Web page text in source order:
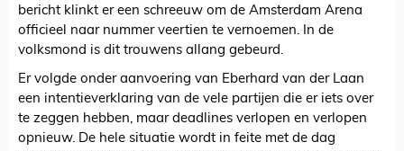
bericht klinkt er een schreeuw om de Amsterdam Arena
officieel naar nummer veertien te vernoemen. In de
volksmond is dit trouwens allang gebeurd.
Er volgde onder aanvoering van Eberhard van der Laan
een intentieverklaring van de vele partijen die er iets over
te zeggen hebben, maar deadlines verlopen en verlopen
opnieuw. De hele situatie wordt in feite met de dag